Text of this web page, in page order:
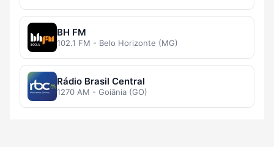
BH FM
102.1 FM - Belo Horizonte (MG)
Rádio Brasil Central
1270 AM - Goiânia (GO)